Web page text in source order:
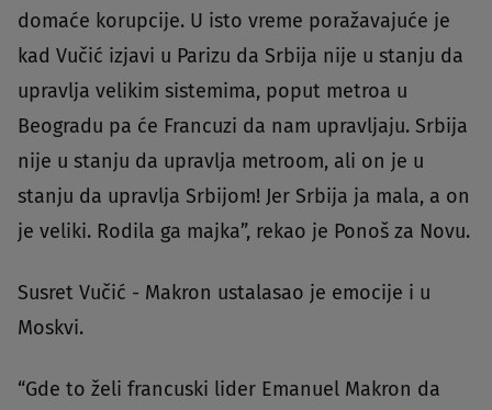
domaće korupcije. U isto vreme poražavajuće je
kad Vučić izjavi u Parizu da Srbija nije u stanju da
upravlja velikim sistemima, poput metroa u
Beogradu pa će Francuzi da nam upravljaju. Srbija
nije u stanju da upravlja metroom, ali on je u
stanju da upravlja Srbijom! Jer Srbija ja mala, a on
je veliki. Rodila ga majka”, rekao je Ponoš za Novu.
Susret Vučić - Makron ustalasao je emocije i u
Moskvi.
“Gde to želi francuski lider Emanuel Makron da